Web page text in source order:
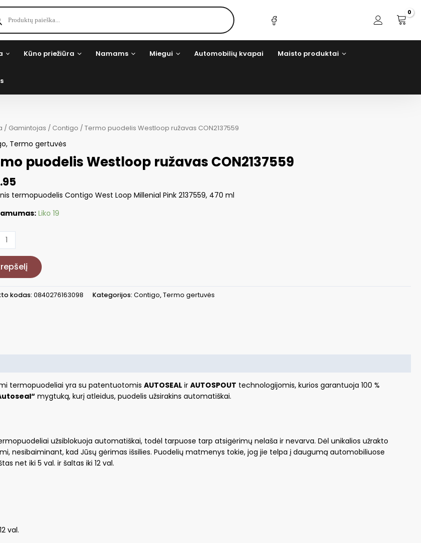
Kūno priežiūra Namams Miegui Automobilių kvapai Maisto produktai
/ Gamintojas / Contigo / Termo puodelis Westloop ružavas CON2137559
, Termo gertuvės
puodelis Westloop ružavas CON2137559
termopuodelis Contigo West Loop Millenial Pink 2137559, 470 ml
Liko 19
kodas:0840276163098 Kategorijos:Contigo,Termo gertuvės
termopuodeliai yra su patentuotomis AUTOSEAL ir AUTOSPOUT technologijomis, kurios garantuoja 100 %
mygtuką, kurį atleidus, puodelis užsirakins automatiškai.
užsiblokuoja automatiškai, todėl tarpuose tarp atsigėrimų nelaša ir nevarva. Dėl unikalios užrakto
nesibaiminant, kad Jūsų gėrimas išsilies. Puodelių matmenys tokie, jog jie telpa į daugumą automobiliuose
net iki 5 val. ir šaltas iki 12 val.
val.